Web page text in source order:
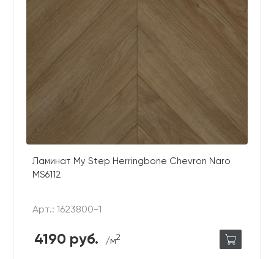
Ламинат My Step Herringbone Chevron Naro
MS6112
Арт.: 1623800-1
4190 руб. /м2